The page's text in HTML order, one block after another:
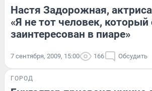
Настя Задорожная,
«Я не тот человек, который
заинтересован в пиаре»
7 сентября, 2009, 15:00 166 Обсудить
ГОРОД